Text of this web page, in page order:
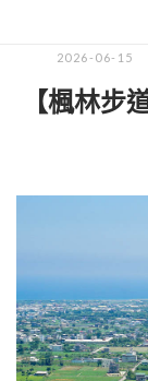
2026-06-15
【楓林步